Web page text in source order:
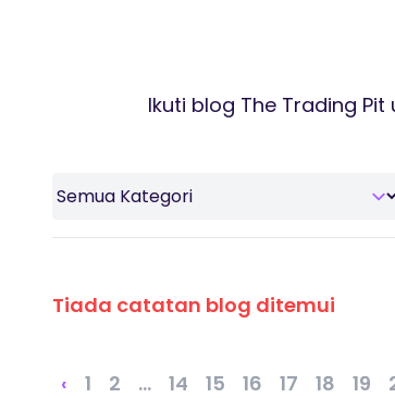
Ikuti blog The Trading
Tiada catatan blog ditemui
‹ 1 2 ... 14 15 16 17 18 19